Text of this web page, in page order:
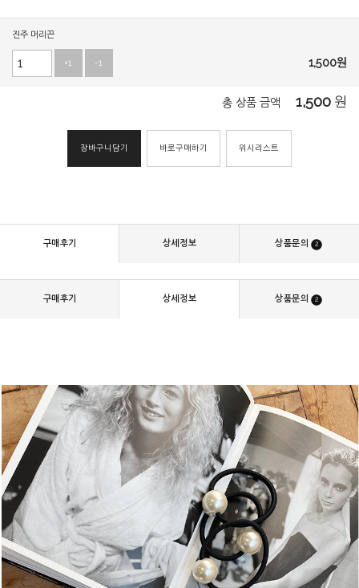
진주 머리끈
+1 -1 1,500원
총 상품 금액 1,500 원
장바구니담기 바로구매하기 위시리스트
구매후기 상세정보 상품문의 2
구매후기 상세정보 상품문의 2